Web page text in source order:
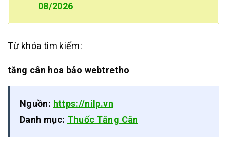
08/2026
Từ khóa tìm kiếm:
tăng cân hoa bảo webtretho
Nguồn: https://nilp.vn
Danh mục: Thuốc Tăng Cân